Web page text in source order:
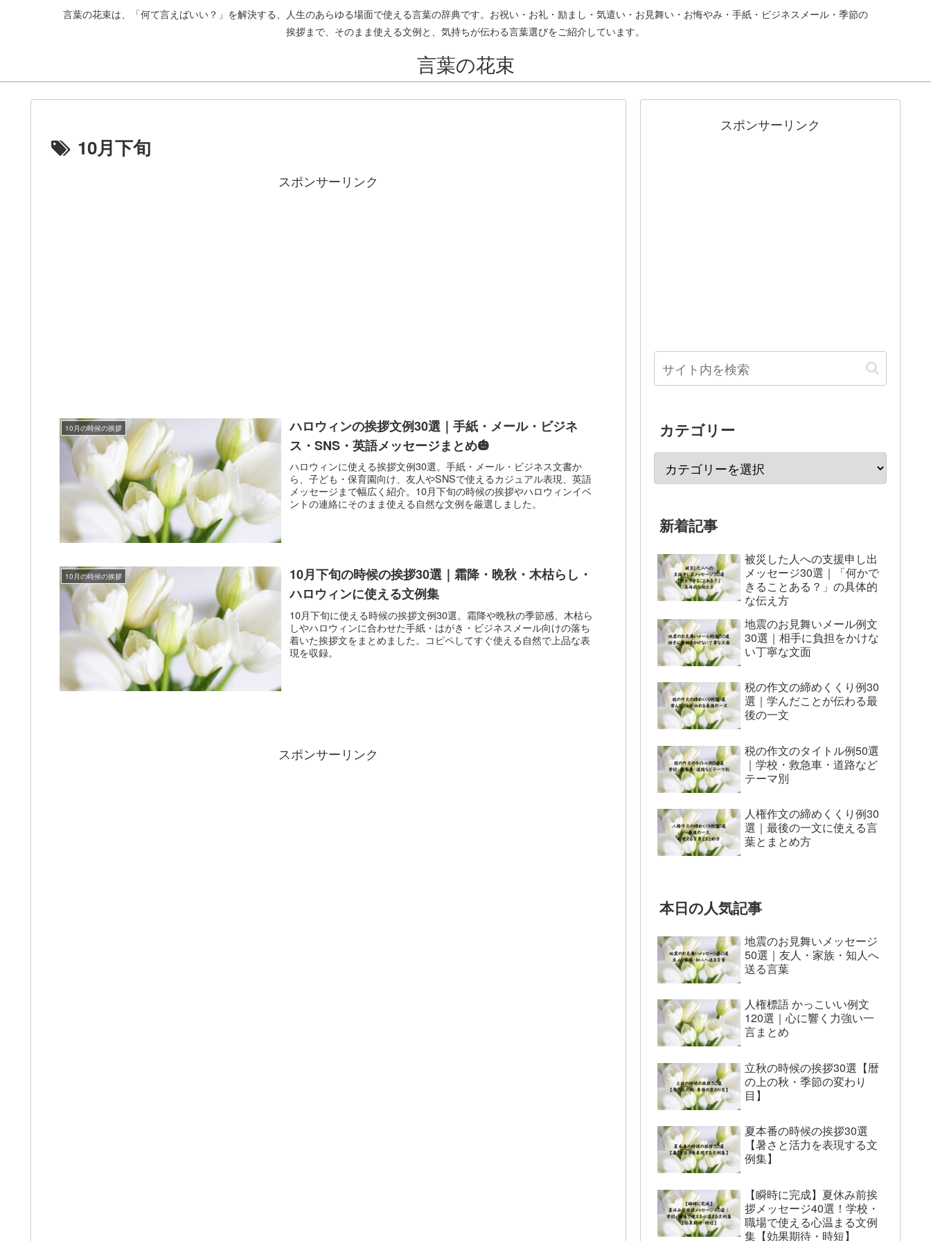
言葉の花束は、「何て言えばいい？」を解決する、人生のあらゆる場面で使える言葉の辞典です。お祝い・お礼・励まし・気遣い・お見舞い・お悔やみ・手紙・ビジネスメール・季節の
挨拶まで、そのまま使える文例と、気持ちが伝わる言葉選びをご紹介しています。
言葉の花束
10月下旬
スポンサーリンク
10月の時候の挨拶
ハロウィンの挨拶文例30選｜手紙・メール・ビジネ
ス・SNS・英語メッセージまとめ🎃
ハロウィンに使える挨拶文例30選。手紙・メール・ビジネス文書か
ら、子ども・保育園向け、友人やSNSで使えるカジュアル表現、英語
メッセージまで幅広く紹介。10月下旬の時候の挨拶やハロウィンイベ
ントの連絡にそのまま使える自然な文例を厳選しました。
10月の時候の挨拶
10月下旬の時候の挨拶30選｜霜降・晩秋・木枯らし・
ハロウィンに使える文例集
10月下旬に使える時候の挨拶文例30選。霜降や晩秋の季節感、木枯ら
しやハロウィンに合わせた手紙・はがき・ビジネスメール向けの落ち
着いた挨拶文をまとめました。コピペしてすぐ使える自然で上品な表
現を収録。
スポンサーリンク
スポンサーリンク
カテゴリー
新着記事
被災した人への支援申し出
メッセージ30選｜「何かで
きることある？」の具体的
な伝え方
地震のお見舞いメール例文
30選｜相手に負担をかけな
い丁寧な文面
税の作文の締めくくり例30
選｜学んだことが伝わる最
後の一文
税の作文のタイトル例50選
｜学校・救急車・道路など
テーマ別
人権作文の締めくくり例30
選｜最後の一文に使える言
葉とまとめ方
本日の人気記事
地震のお見舞いメッセージ
50選｜友人・家族・知人へ
送る言葉
人権標語 かっこいい例文
120選｜心に響く力強い一
言まとめ
立秋の時候の挨拶30選【暦
の上の秋・季節の変わり
目】
夏本番の時候の挨拶30選
【暑さと活力を表現する文
例集】
【瞬時に完成】夏休み前挨
拶メッセージ40選！学校・
職場で使える心温まる文例
集【効果期待・時短】